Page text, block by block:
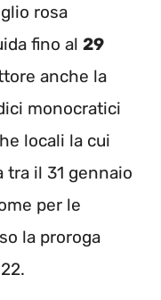
rosa
fino al 29
anche la
monocratici
locali la cui
tra il 31 gennaio
per le
la proroga